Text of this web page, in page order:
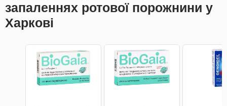
запаленнях ротової порожнини у
Харкові